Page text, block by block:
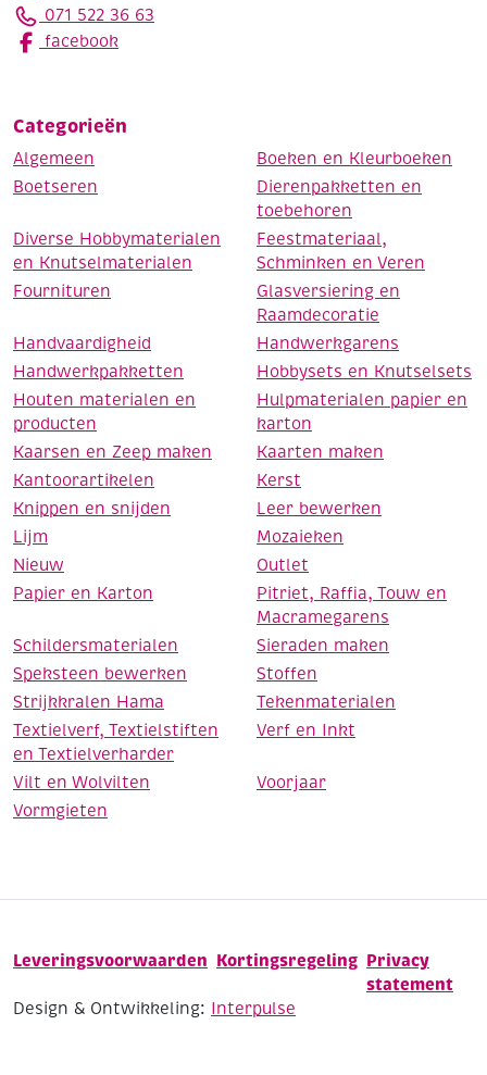
071 522 36 63
facebook
Categorieën
Algemeen
Boeken en Kleurboeken
Boetseren
Dierenpakketten en
toebehoren
Diverse Hobbymaterialen
en Knutselmaterialen
Feestmateriaal,
Schminken en Veren
Fournituren
Glasversiering en
Raamdecoratie
Handvaardigheid
Handwerkgarens
Handwerkpakketten
Hobbysets en Knutselsets
Houten materialen en
producten
Hulpmaterialen papier en
karton
Kaarsen en Zeep maken
Kaarten maken
Kantoorartikelen
Kerst
Knippen en snijden
Leer bewerken
Lijm
Mozaieken
Nieuw
Outlet
Papier en Karton
Pitriet, Raffia, Touw en
Macramegarens
Schildersmaterialen
Sieraden maken
Speksteen bewerken
Stoffen
Strijkkralen Hama
Tekenmaterialen
Textielverf, Textielstiften
en Textielverharder
Verf en Inkt
Vilt en Wolvilten
Voorjaar
Vormgieten
Leveringsvoorwaarden Kortingsregeling Privacy
statement
Design & Ontwikkeling: Interpulse